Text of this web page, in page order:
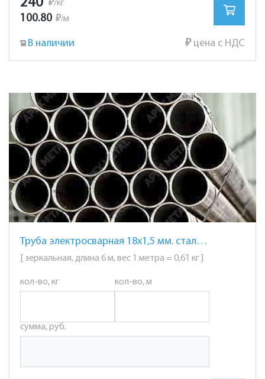
₽/кг
100.80 ₽/м
В наличии ₽цена с НДС
Труба электросварная 18х1,5 мм. сталь AISI 201 (12Х15Г9НД) зеркальная
[ зеркальная, длина 6 м, вес 1 метра = 0,61 кг ]
кол-во, кг кол-во, м
сумма, руб.